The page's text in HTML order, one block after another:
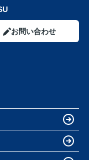
お問い合わせ